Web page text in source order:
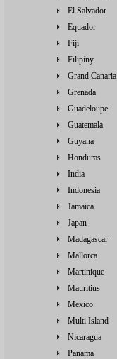
El Salvador
Equador
Fiji
Filipíny
Grand Canaria
Grenada
Guadeloupe
Guatemala
Guyana
Honduras
India
Indonesia
Jamaica
Japan
Madagascar
Mallorca
Martinique
Mauritius
Mexico
Multi Island
Nicaragua
Panama